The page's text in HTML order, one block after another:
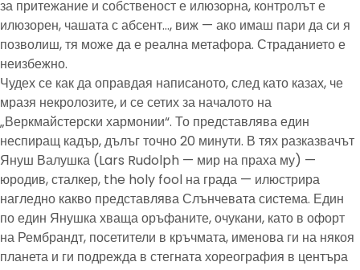
за притежание и собственост е илюзорна, контролът е
илюзорен, чашата с абсент…, виж — ако имаш пари да си я
позволиш, тя може да е реална метафора. Страданието е
неизбежно.
Чудех се как да оправдая написаното, след като казах, че
мразя некролозите, и се сетих за началото на
„Веркмайстерски хармонии“. То представлява един
неспиращ кадър, дълъг точно 20 минути. В тях разказвачът
Януш Валушка (Lars Rudolph — мир на праха му) —
юродив, сталкер, the holy fool на града — илюстрира
нагледно какво представлява Слънчевата система. Един
по един Янушка хваща оръфаните, очукани, като в офорт
на Рембрандт, посетители в кръчмата, именова ги на някоя
планета и ги подрежда в стегната хореография в центъра